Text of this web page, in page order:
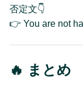
否定文👇
👉 You are not
🔥 まとめ